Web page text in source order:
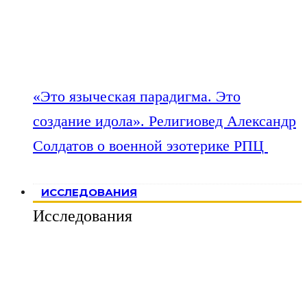
«Это языческая парадигма. Это
создание идола». Религиовед Александр
Солдатов о военной эзотерике РПЦ
ИССЛЕДОВАНИЯ
Исследования